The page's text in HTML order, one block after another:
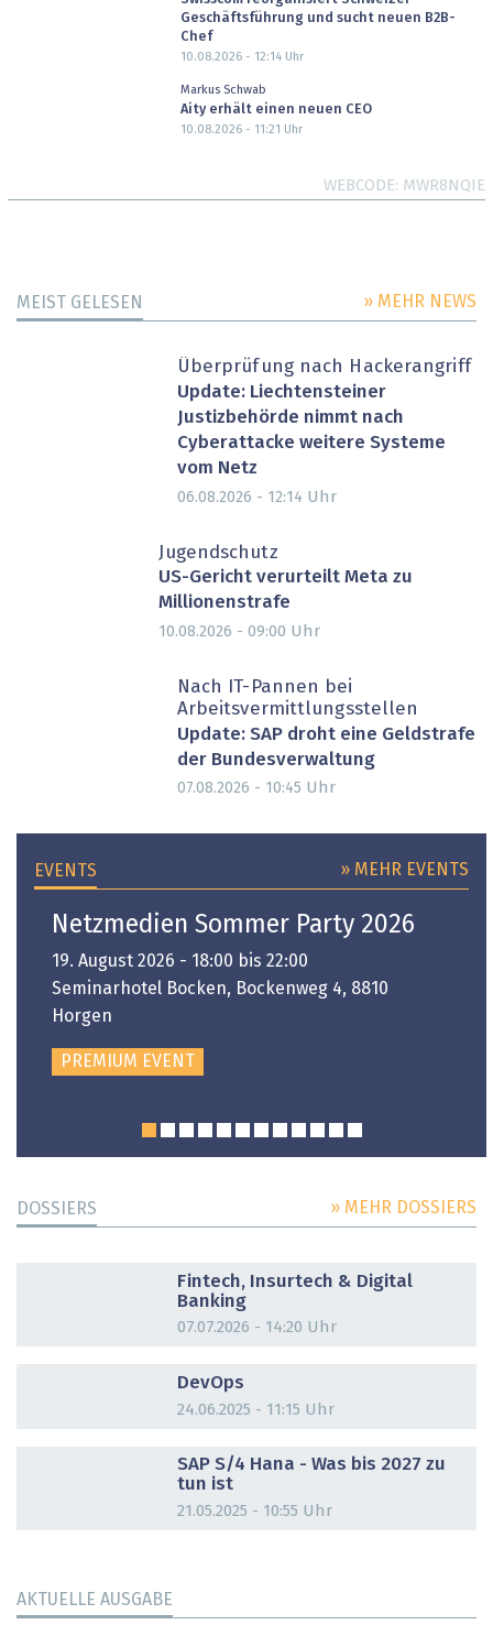
Geschäftsführung und sucht neuen B2B-
Chef
10.08.2026 - 12:14Uhr
Markus Schwab
Aity erhält einen neuen CEO
10.08.2026 - 11:21 Uhr
WEBCODE MWR8NQIE
MEIST GELESEN » MEHR NEWS
Überprüfung nach Hackerangriff
Update: Liechtensteiner
Justizbehörde nimmt nach
Cyberattacke weitere Systeme
vom Netz
06.08.2026 - 12:14 Uhr
Jugendschutz
US-Gericht verurteilt Meta zu
Millionenstrafe
10.08.2026 - 09:00 Uhr
Nach IT-Pannen bei
Arbeitsvermittlungsstellen
Update: SAP droht eine Geldstrafe
der Bundesverwaltung
07.08.2026 - 10:45 Uhr
EVENTS » MEHR EVENTS
Netzmedien Sommer Party 2026
19. August 2026 - 18:00 bis 22:00
Seminarhotel Bocken, Bockenweg 4, 8810
Horgen
PREMIUM EVENT
DOSSIERS » MEHR DOSSIERS
Fintech, Insurtech & Digital
Banking
07.07.2026 - 14:20 Uhr
DevOps
24.06.2025 - 11:15 Uhr
SAP S/4 Hana - Was bis 2027 zu
tun ist
21.05.2025 - 10:55 Uhr
AKTUELLE AUSGABE